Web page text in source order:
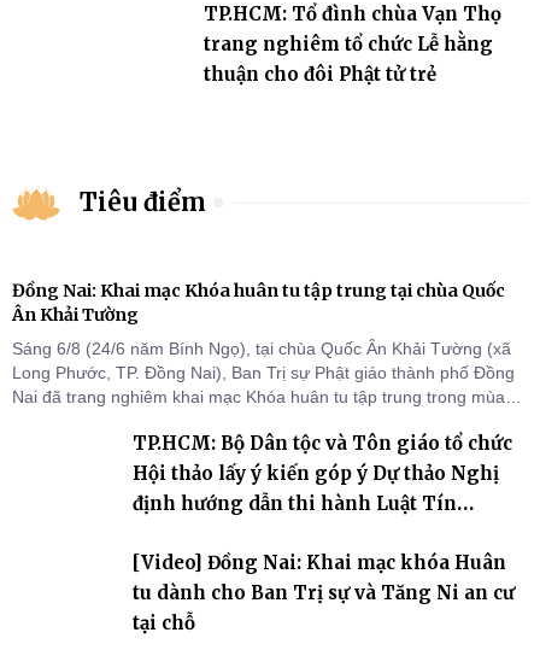
TP.HCM: Tổ đình chùa Vạn Thọ
trang nghiêm tổ chức Lễ hằng
thuận cho đôi Phật tử trẻ
Tiêu điểm
Đồng Nai: Khai mạc Khóa huân tu tập trung tại chùa Quốc
Ân Khải Tường
Sáng 6/8 (24/6 năm Bính Ngọ), tại chùa Quốc Ân Khải Tường (xã
Long Phước, TP. Đồng Nai), Ban Trị sự Phật giáo thành phố Đồng
Nai đã trang nghiêm khai mạc Khóa huân tu tập trung trong mùa
chỗ khu vực VII, VIII và trường hạ chùa Quốc Ân Khải Tường.
TP.HCM: Bộ Dân tộc và Tôn giáo tổ chức
Hội thảo lấy ý kiến góp ý Dự thảo Nghị
định hướng dẫn thi hành Luật Tín
[Video] Đồng Nai: Khai mạc khóa Huân
tu dành cho Ban Trị sự và Tăng Ni an cư
tại chỗ